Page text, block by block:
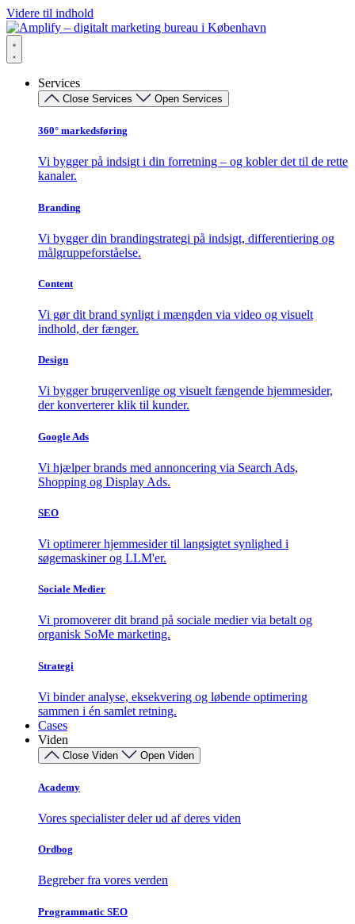
Videre til indhold
Services
Close Services Open Services
360° markedsføring​
Vi bygger på indsigt i din forretning – og kobler det til de rette
kanaler.
Branding
Vi bygger din brandingstrategi på indsigt, differentiering og
målgruppeforståelse.
Content
Vi gør dit brand synligt i mængden via video og visuelt
indhold, der fænger.
Design
Vi bygger brugervenlige og visuelt fængende hjemmesider,
der konverterer klik til kunder.
Google Ads
Vi hjælper brands med annoncering via Search Ads,
Shopping og Display Ads.
SEO
Vi optimerer hjemmesider til langsigtet synlighed i
søgemaskiner og LLM'er.
Sociale Medier
Vi promoverer dit brand på sociale medier via betalt og
organisk SoMe marketing.
Strategi
Vi binder analyse, eksekvering og løbende optimering
sammen i én samlet retning.
Cases
Viden
Close Viden Open Viden
Academy
Vores specialister deler ud af deres viden
Ordbog
Begreber fra vores verden
Programmatic SEO